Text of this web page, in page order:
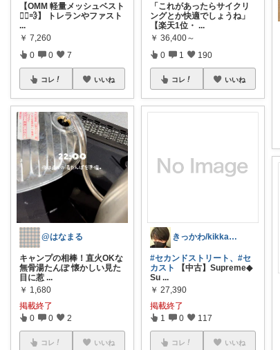
【OMM 軽量メッシュベスト
🏃‍♂️💨】 トレランやファスト
...
￥ 7,260
0 0 7
コレ いいね
@はなまる
キャンプの相棒！直火OKな
無骨湯たんぽ 懐かしい見た
目に惹 ...
￥ 1,680
掲載終了
0 0 2
コレ いいね
「これがあったらサイクリ
ングとか快適でしょうね」
【楽天1位・ ...
￥ 36,400～
0 1 190
コレ いいね
きっかわ/kikkawa@フォロー歓迎✨
#セカンドストリート、#セ
カスト
【中古】Supreme◆
Su ...
￥ 27,390
掲載終了
1 0 117
コレ いいね